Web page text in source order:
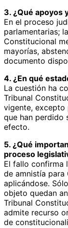
3. ¿Qué apoyos
En el proceso
parlamentarias;
Constitucional
mayorías,
documento
4. ¿En qué
La cuestión ha
Tribunal
vigente, excepto
que han perdido
efecto.
5. ¿Qué
proceso
El fallo confirma
de amnistía para
aplicándose.
objeto quedan
Tribunal
admite recurso
de